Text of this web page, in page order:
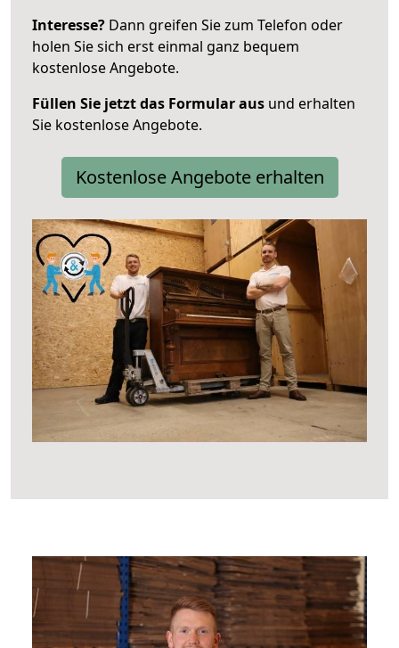
Interesse? Dann greifen Sie zum Telefon oder
holen Sie sich erst einmal ganz bequem
kostenlose Angebote.
Füllen Sie jetzt das Formular aus und erhalten
Sie kostenlose Angebote.
Kostenlose Angebote erhalten